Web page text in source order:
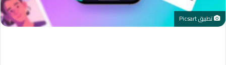
تطبيق Picsart